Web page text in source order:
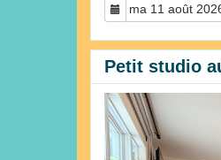
Petit studio
Previous